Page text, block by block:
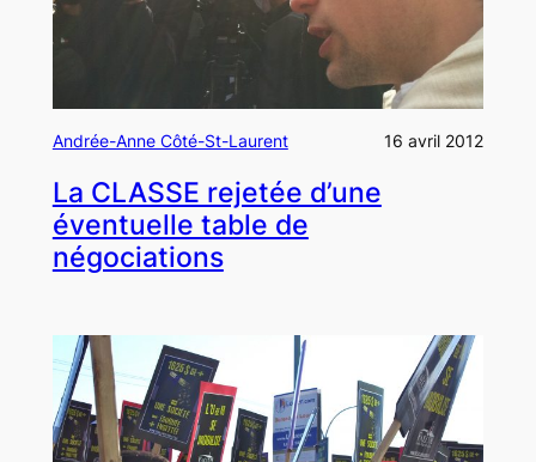
Andrée-Anne Côté-St-Laurent 16 avril 2012
La CLASSE rejetée d’une
éventuelle table de
négociations